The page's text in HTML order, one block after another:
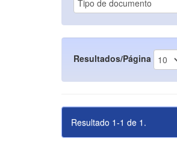
Resultados/Página
Resultado 1-1 de 1.